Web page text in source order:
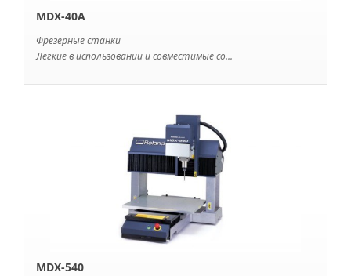
MDX-40А
Фрезерные станки
Легкие в использовании и совместимые со...
MDX-540